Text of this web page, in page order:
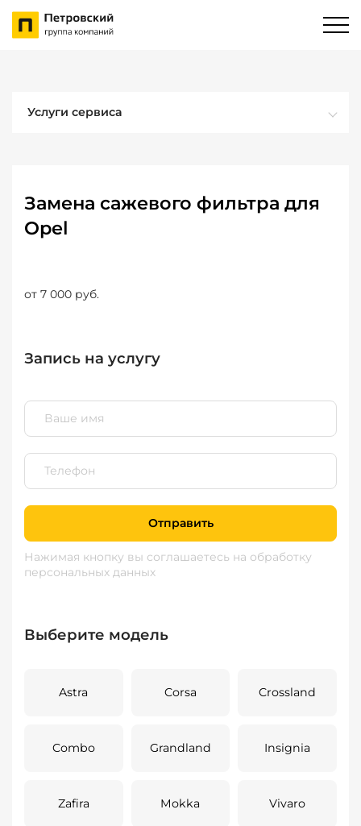
Услуги сервиса
Замена сажевого фильтра для
Opel
от 7 000 руб.
Запись на услугу
Отправить
Нажимая кнопку вы соглашаетесь на обработку
персональных данных
Выберите модель
Astra Corsa Crossland
Combo Grandland Insignia
Zafira Mokka Vivaro